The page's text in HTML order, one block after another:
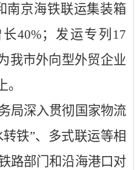
南京海铁联运集装箱
40%；发运专列17
我市外向型外贸企业
局深入贯彻国家物流
转铁”、多式联运等相
路部门和沿海港口对